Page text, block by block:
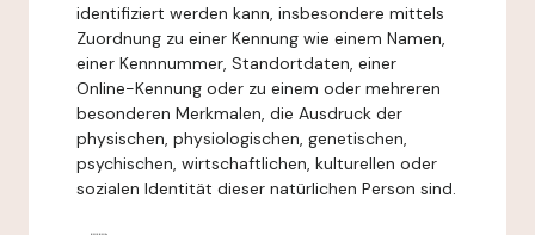
identifiziert werden kann, insbesondere mittels
Zuordnung zu einer Kennung wie einem Namen,
einer Kennnummer, Standortdaten, einer
Online-Kennung oder zu einem oder mehreren
besonderen Merkmalen, die Ausdruck der
physischen, physiologischen, genetischen,
psychischen, wirtschaftlichen, kulturellen oder
sozialen Identität dieser natürlichen Person sind.